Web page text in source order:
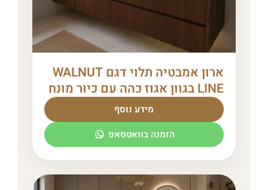
ארון אמבטיה תלוי דגם WALNUT
LINE בגוון אגוז כהה עם כיור מונח
מידע נוסף
הזמנה בוואטסאפ